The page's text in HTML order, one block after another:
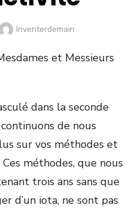
Author
Inventerdemain
et Messieurs
dans la seconde
de nous
sur vos méthodes et
méthodes, que nous
trois ans sans que
d’un iota, ne sont pas